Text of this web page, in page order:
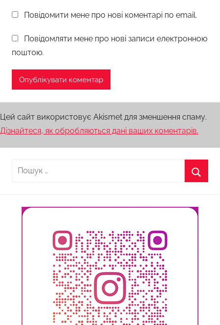
Повідомити мене про нові коментарі по email.
Повідомляти мене про нові записи електронною
поштою.
Цей сайт використовує Akismet для зменшення спаму.
Дізнайтеся, як обробляються дані ваших коментарів.
Пошук: